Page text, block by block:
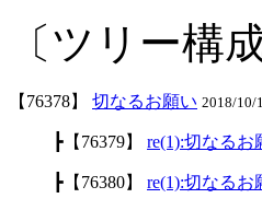
〔ツリー構成
【76378】 切なるお願い 2018/10/
┣【76379】 re(1):切なるお
┣【76380】 re(1):切なるお